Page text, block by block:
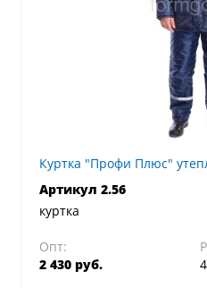
Куртка "Профи Плюс"
Артикул 2.56
куртка
Опт:
2 430 руб.